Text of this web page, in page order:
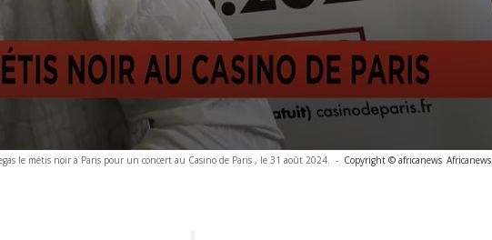
le métis noir à Paris pour un concert au Casino de Paris , le 31 août 2024. - Copyright © africanews Africanews